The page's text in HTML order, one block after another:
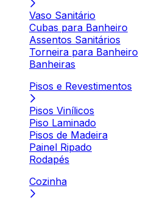
Vaso Sanitário
Cubas para Banheiro
Assentos Sanitários
Torneira para Banheiro
Banheiras
Pisos e Revestimentos
Pisos Vinílicos
Piso Laminado
Pisos de Madeira
Painel Ripado
Rodapés
Cozinha